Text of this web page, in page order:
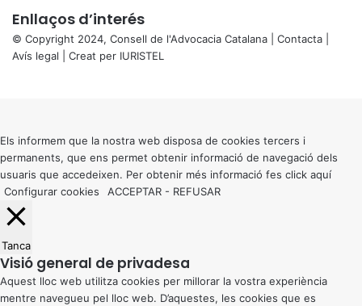
Enllaços d’interés
© Copyright 2024, Consell de l'Advocacia Catalana | Contacta
Avís legal | Creat per IURISTEL
button
Els informem que la nostra web disposa de cookies tercers i
permanents, que ens permet obtenir informació de navegació dels
usuaris que accedeixen. Per obtenir més informació fes click aquí
Configurar cookies
ACCEPTAR - REFUSAR
Tanca
Visió general de privadesa
Aquest lloc web utilitza cookies per millorar la vostra experiència
mentre navegueu pel lloc web. D’aquestes, les cookies que es